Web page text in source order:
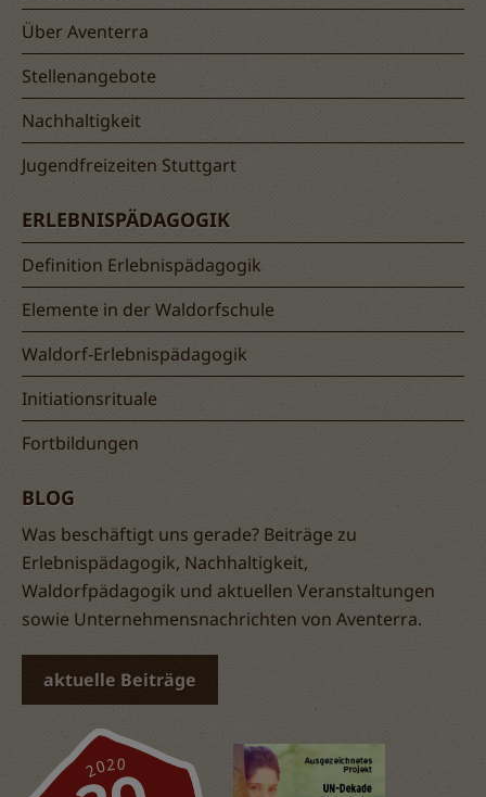
Über Aventerra
Stellenangebote
Nachhaltigkeit
Jugendfreizeiten Stuttgart
ERLEBNISPÄDAGOGIK
Definition Erlebnispädagogik
Elemente in der Waldorfschule
Waldorf-Erlebnispädagogik
Initiationsrituale
Fortbildungen
BLOG
Was beschäftigt uns gerade? Beiträge zu
Erlebnispädagogik, Nachhaltigkeit,
Waldorfpädagogik und aktuellen Veranstaltungen
sowie Unternehmensnachrichten von Aventerra.
aktuelle Beiträge